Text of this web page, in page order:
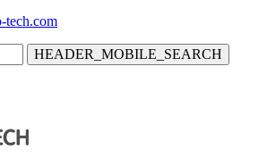
tech.com
HEADER_MOBILE_SEARCH